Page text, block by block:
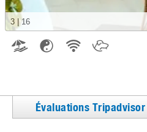
3 |16
Évaluations Tripadvisor